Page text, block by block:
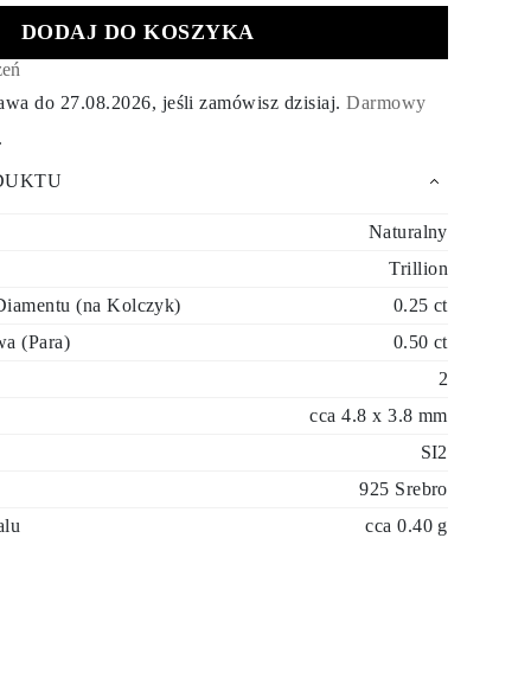
DODAJ DO KOSZYKA
do 27.08.2026, jeśli zamówisz dzisiaj.Darmowy
Naturalny
Trillion
(na Kolczyk)
0.25 ct
(Para)
0.50 ct
2
cca 4.8 x 3.8 mm
SI2
925 Srebro
cca 0.40 g